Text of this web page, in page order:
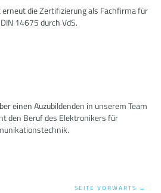
erneut die Zertifizierung als Fachfirma für
14675 durch VdS.
einen Auzubildenden in unserem Team
den Beruf des Elektronikers für
SEITE VORWÄRTS →